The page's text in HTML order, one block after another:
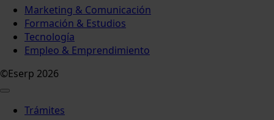
Marketing & Comunicación
Formación & Estudios
Tecnología
Empleo & Emprendimiento
©Eserp 2026
Trámites